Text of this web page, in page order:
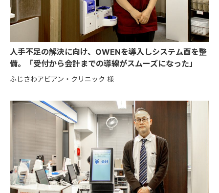
人手不足の解決に向け、OWENを導入しシステム面を整
備。「受付から会計までの導線がスムーズになった」
ふじさわアビアン・クリニック 様